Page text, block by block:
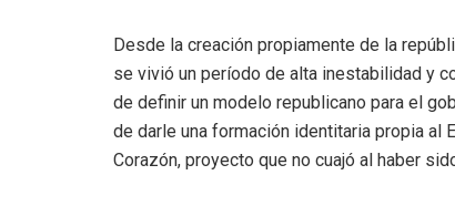
Desde la creación propiamente de la
se vivió un período de alta inestabilidad y
de definir un modelo republicano para el
de darle una formación identitaria propia al
Corazón, proyecto que no cuajó al haber